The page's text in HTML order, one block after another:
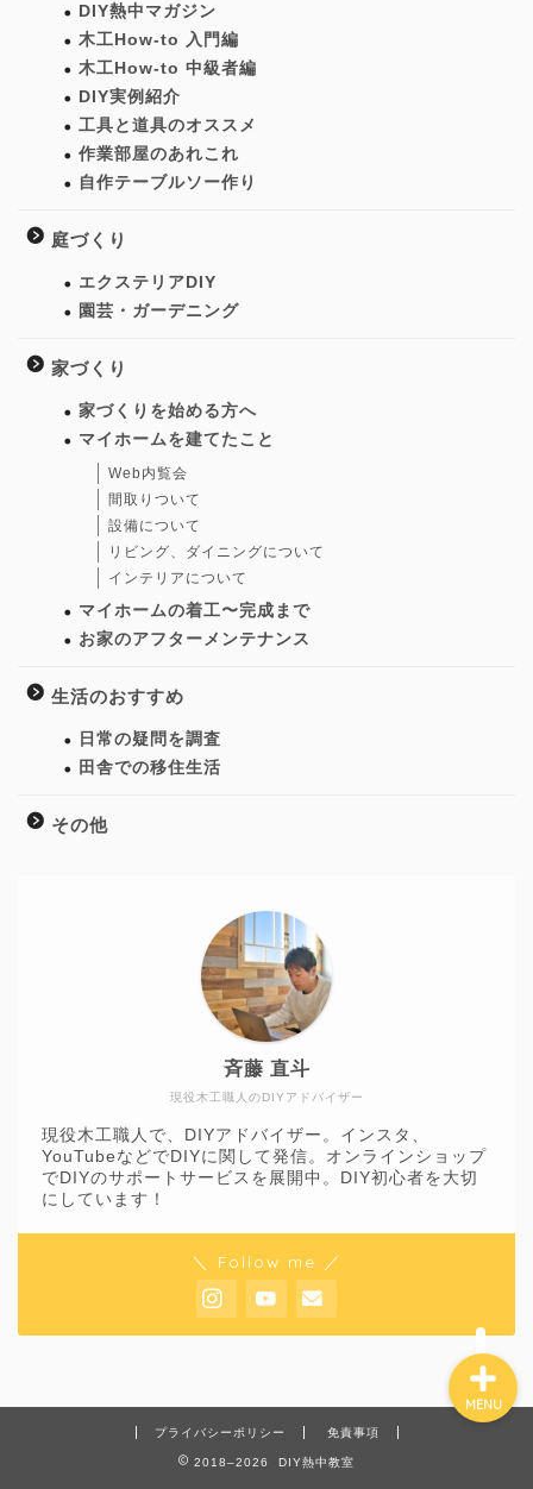
DIY熱中マガジン
木工How-to 入門編
木工How-to 中級者編
DIY実例紹介
工具と道具のオススメ
作業部屋のあれこれ
自作テーブルソー作り
庭づくり
エクステリアDIY
園芸・ガーデニング
家づくり
家づくりを始める方へ
マイホームを建てたこと
Web内覧会
間取りついて
設備について
リビング、ダイニングについて
インテリアについて
マイホームの着工〜完成まで
お家のアフターメンテナンス
生活のおすすめ
日常の疑問を調査
田舎での移住生活
その他
現役木工職人のDIYアドバイザー
斉藤 直斗
現役木工職人で、DIYアドバイザー。インスタ、
YouTubeなどでDIYに関して発信。オンラインショップ
でDIYのサポートサービスを展開中。DIY初心者を大切
にしています！
＼ Follow me ／
プライバシーポリシー 免責事項
2018–2026 DIY熱中教室
MENU
庭づくり